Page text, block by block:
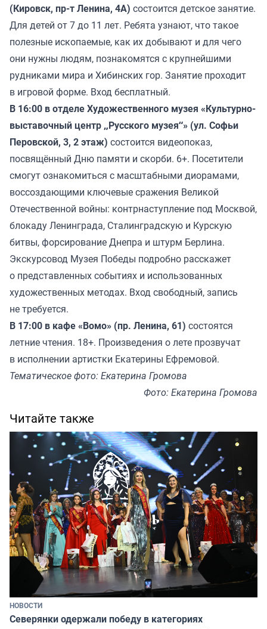
(Кировск, пр-т Ленина, 4А) состоится детское занятие.
Для детей от 7 до 11 лет. Ребята узнают, что такое
полезные ископаемые, как их добывают и для чего
они нужны людям, познакомятся с крупнейшими
рудниками мира и Хибинских гор. Занятие проходит
в игровой форме. Вход бесплатный.
В 16:00 в отделе Художественного музея «Культурно-
выставочный центр „Русского музея“» (ул. Софьи
Перовской, 3, 2 этаж) состоится видеопоказ,
посвящённый Дню памяти и скорби. 6+. Посетители
смогут ознакомиться с масштабными диорамами,
воссоздающими ключевые сражения Великой
Отечественной войны: контрнаступление под Москвой,
блокаду Ленинграда, Сталинградскую и Курскую
битвы, форсирование Днепра и штурм Берлина.
Экскурсовод Музея Победы подробно расскажет
о представленных событиях и использованных
художественных методах. Вход свободный, запись
не требуется.
В 17:00 в кафе «Вомо» (пр. Ленина, 61) состоятся
летние чтения. 18+. Произведения о лете прозвучат
в исполнении артистки Екатерины Ефремовой.
Тематическое фото: Екатерина Громова
Фото: Екатерина Громова
Читайте также
НОВОСТИ
Северянки одержали победу в категориях